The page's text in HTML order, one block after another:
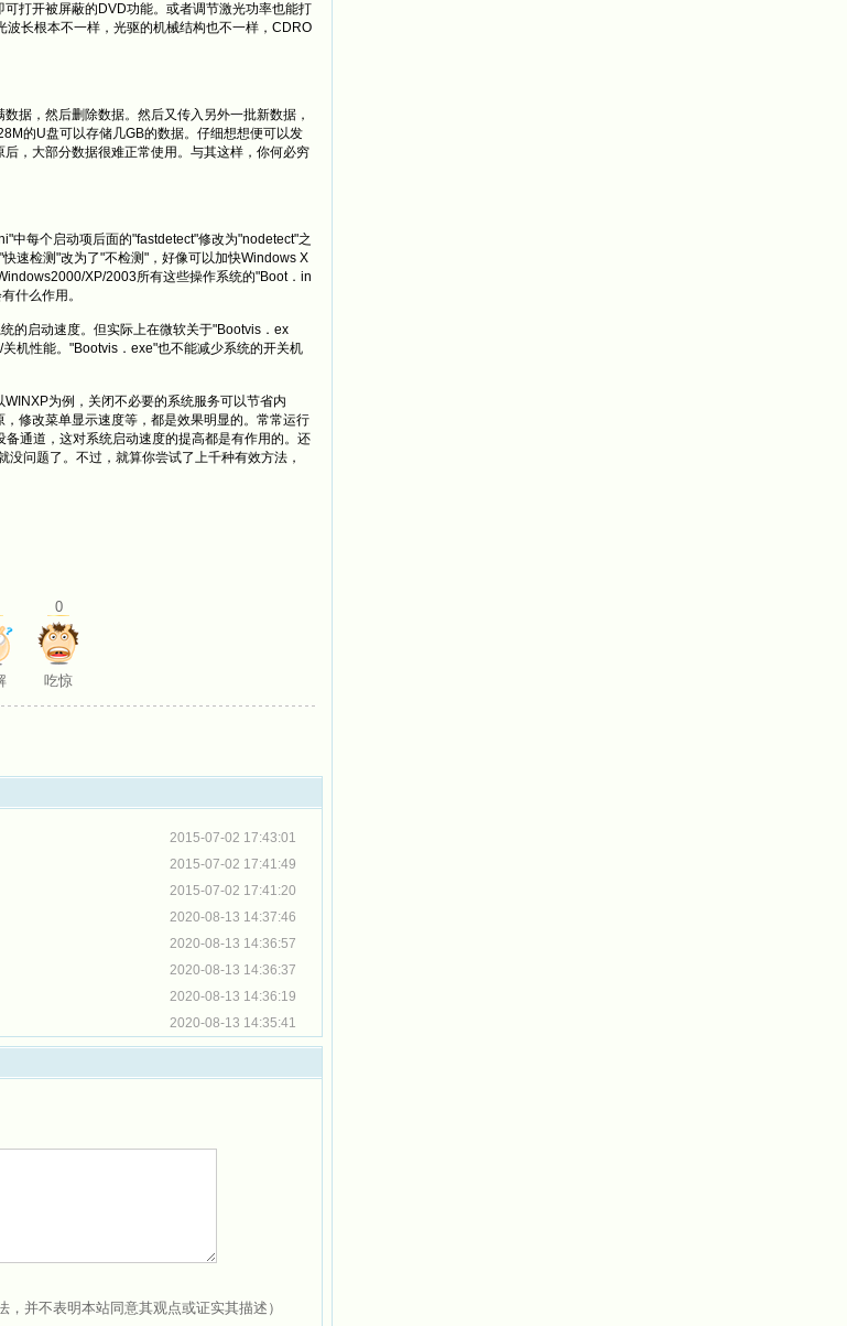
打开被屏蔽的DVD功能。或者调节激光功率也能打
长根本不一样，光驱的机械结构也不一样，CDRO
，然后删除数据。然后又传入另外一批新数据，
的U盘可以存储几GB的数据。仔细想想便可以发
，大部分数据很难正常使用。与其这样，你何必穷
每个启动项后面的"fastdetect"修改为"nodetect"之
速检测"改为了"不检测"，好像可以加快Windows X
XP/2003所有这些操作系统的"Boot．in
有什么作用。
启动速度。但实际上在微软关于"Bootvis．ex
机性能。"Bootvis．exe"也不能减少系统的开关机
为例，关闭不必要的系统服务可以节省内
修改菜单显示速度等，都是效果明显的。常常运行
通道，这对系统启动速度的提高都是有作用的。还
问题了。不过，就算你尝试了上千种有效方法，
0
吃惊
2015-07-02 17:43:01
2015-07-02 17:41:49
2015-07-02 17:41:20
2020-08-13 14:37:46
2020-08-13 14:36:57
2020-08-13 14:36:37
2020-08-13 14:36:19
2020-08-13 14:35:41
，并不表明本站同意其观点或证实其描述）